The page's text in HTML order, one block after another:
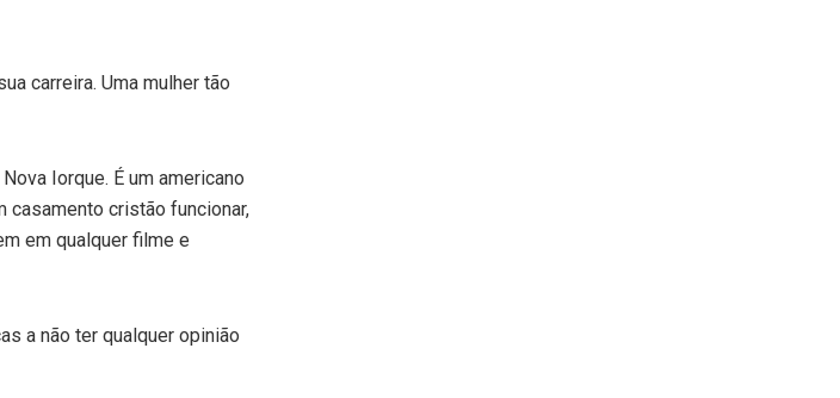
carreira. Uma mulher tão
Iorque. É um americano
casamento cristão funcionar,
em qualquer filme e
a não ter qualquer opinião